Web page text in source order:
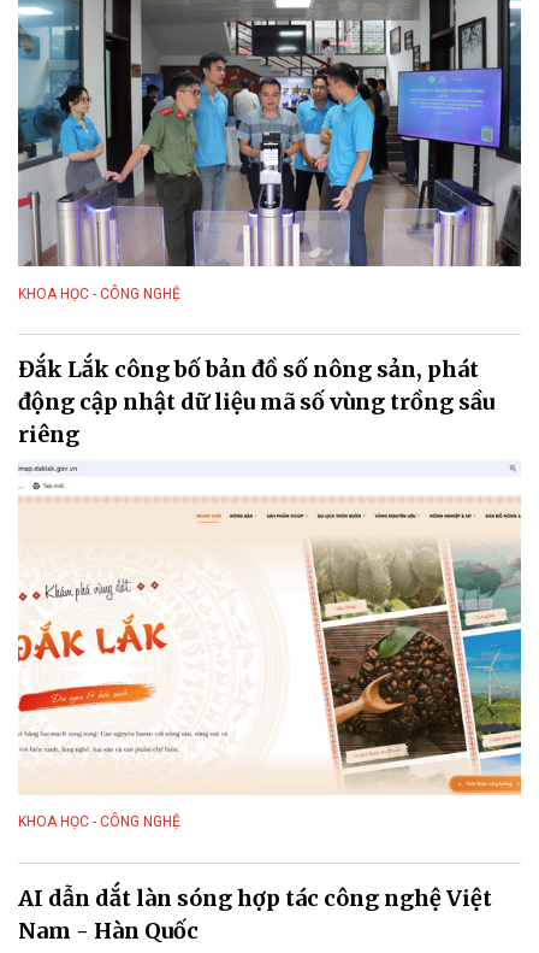
KHOA HỌC - CÔNG NGHỆ
Đắk Lắk công bố bản đồ số nông sản, phát
động cập nhật dữ liệu mã số vùng trồng sầu
riêng
KHOA HỌC - CÔNG NGHỆ
AI dẫn dắt làn sóng hợp tác công nghệ Việt
Nam - Hàn Quốc